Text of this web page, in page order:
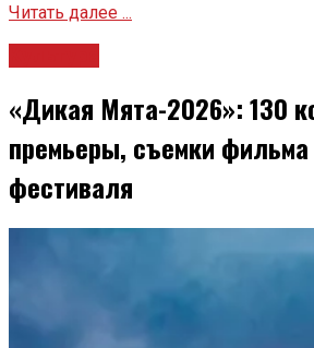
Читать далее ...
«Дикая Мята-2026»: 130
премьеры, съемки фильма
фестиваля